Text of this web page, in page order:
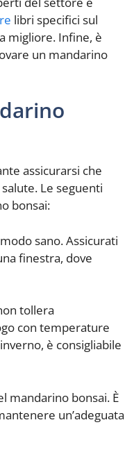
libri specifici sul
migliore. Infine, è
un mandarino
assicurarsi che
Le seguenti
bonsai:
sano. Assicurati
finestra, dove
tollera
con temperature
è consigliabile
mandarino bonsai. È
un’adeguata